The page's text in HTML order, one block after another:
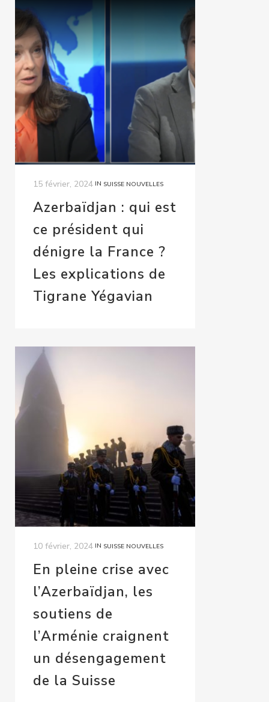
15 février, 2024 IN SUISSE NOUVELLES
Azerbaïdjan : qui est
ce président qui
dénigre la France ?
Les explications de
Tigrane Yégavian
10 février, 2024 IN SUISSE NOUVELLES
En pleine crise avec
l’Azerbaïdjan, les
soutiens de
l’Arménie craignent
un désengagement
de la Suisse